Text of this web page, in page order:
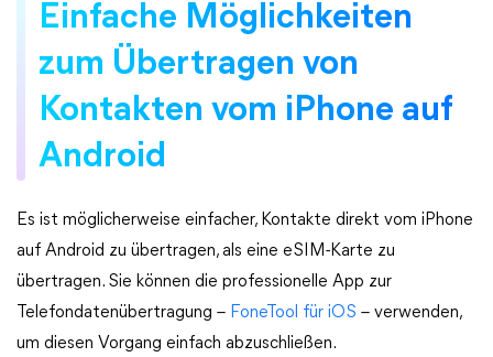
Einfache Möglichkeiten
zum Übertragen von
Kontakten vom iPhone auf
Android
Es ist möglicherweise einfacher, Kontakte direkt vom iPhone
auf Android zu übertragen, als eine eSIM-Karte zu
übertragen. Sie können die professionelle App zur
Telefondatenübertragung – FoneTool für iOS – verwenden,
um diesen Vorgang einfach abzuschließen.